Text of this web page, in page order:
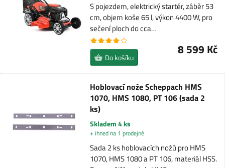
S pojezdem, elektrický startér, záběr 53
cm, objem koše 65 l, výkon 4400 W, pro
sečení ploch do cca…
8 599 Kč
Do košíku
Hoblovací nože Scheppach HMS
1070, HMS 1080, PT 106 (sada 2
ks)
Skladem 4 ks
+ ihned na 1 prodejně
Sada 2 ks hoblovacích nožů pro HMS
1070, HMS 1080 a PT 106, materiál HSS.